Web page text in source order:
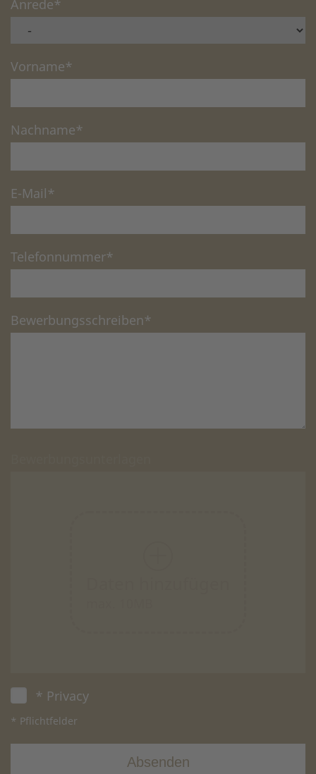
Anrede*
Vorname*
Nachname*
E-Mail*
Telefonnummer*
Bewerbungsschreiben*
* Privacy
* Pflichtfelder